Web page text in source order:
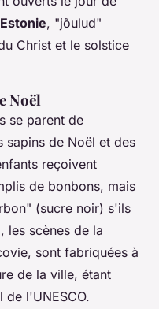
Estonie, "jõulud"
Christ et le solstice
Noël
se parent de
sapins de Noël et des
reçoivent
de bonbons, mais
(sucre noir) s'ils
, les scènes de la
sont fabriquées à
de la ville, étant
de l'UNESCO.